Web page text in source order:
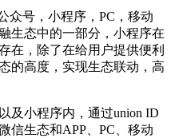
众号，小程序，PC，移动
生态中的一部分，小程序在
在，除了在给用户提供便利
的高度，实现生态联动，高
及小程序内，通过union ID
信生态和APP、PC、移动